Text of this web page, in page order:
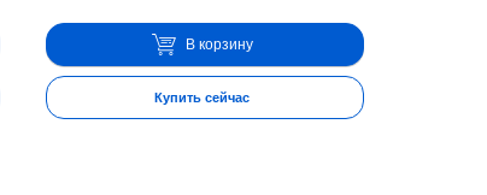
В корзину
Купить сейчас